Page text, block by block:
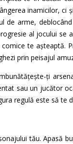
inamicilor,
de arme,
al jocului se
te așteaptă.
prin peisajul
ți
sau un jucător
regulă este să te
tău. Apasă